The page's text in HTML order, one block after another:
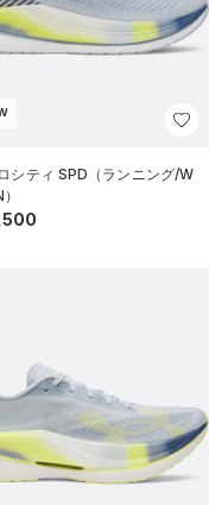
シティ SPD（ランニング/W